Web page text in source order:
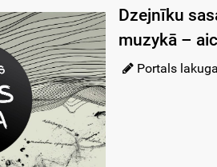
Dzejnīku
muzykā –
Portals